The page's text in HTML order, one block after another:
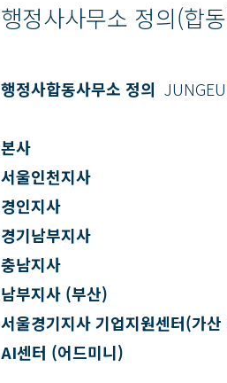
행정사사무소 정의(합
행정사합동사무소 정의
본사
서울인천지사
경인지사
경기남부지사
충남지사
남부지사 (부산)
서울경기지사 기업지원센터(가산
AI센터 (어드미니)